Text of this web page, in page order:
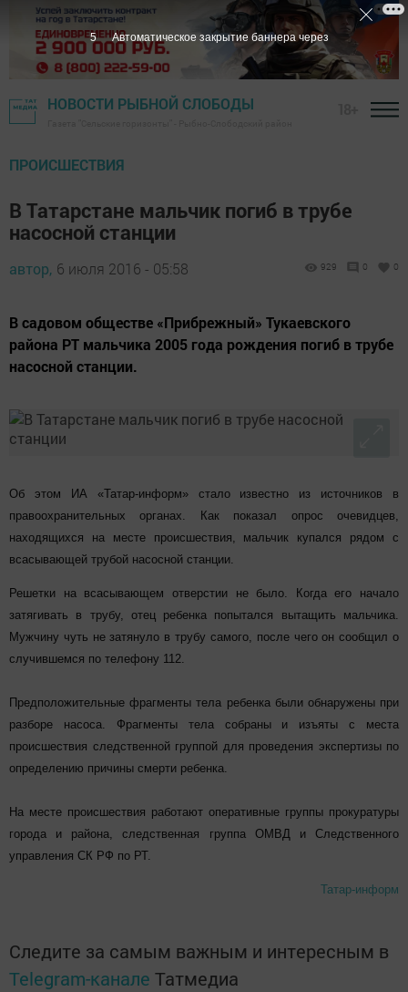
НОВОСТИ РЫБНОЙ СЛОБОДЫ
ПРОИСШЕСТВИЯ
В Татарстане мальчик погиб в трубе
насосной станции
автор, 6 июля 2016 - 05:58 929 0 0
В садовом обществе «Прибрежный» Тукаевского
района РТ мальчика 2005 года рождения погиб в трубе
насосной станции.
Об этом ИА «Татар-информ» стало известно из источников в
правоохранительных органах. Как показал опрос очевидцев,
находящихся на месте происшествия, мальчик купался рядом с
всасывающей трубой насосной станции.
Решетки на всасывающем отверстии не было. Когда его начало
затягивать в трубу, отец ребенка попытался вытащить мальчика.
Мужчину чуть не затянуло в трубу самого, после чего он сообщил о
случившемся по телефону 112.
Предположительные фрагменты тела ребенка были обнаружены при
разборе насоса. Фрагменты тела собраны и изъяты с места
происшествия следственной группой для проведения экспертизы по
определению причины смерти ребенка.
На месте происшествия работают оперативные группы прокуратуры
города и района, следственная группа ОМВД и Следственного
управления СК РФ по РТ.
Татар-информ
Следите за самым важным и интересным в
Telegram-канале Татмедиа
4 Автоматическое закрытие баннера через